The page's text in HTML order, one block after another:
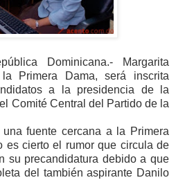
Dominicana.- Margarita
Primera Dama, será inscrita
a la presidencia de la
Comité Central del Partido de la
fuente cercana a la Primera
es cierto el rumor que circula de
su precandidatura debido a que
del también aspirante Danilo